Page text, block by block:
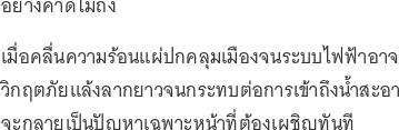
เมื่อคลื่นความร้อนแผ่ปกคลุมเมืองจนระบบไฟฟ้าอา
วิกฤตภัยแล้งลากยาวจนกระทบต่อการเข้าถึงน้ำสะอ
จะกลายเป็นปัญหาเฉพาะหน้าที่ต้องเผชิญทันที